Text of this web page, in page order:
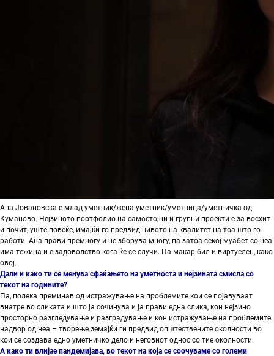
Ана Јовановска е млад уметник/жена-уметник/уметница/уметничка од
Куманово. Нејзиното портфолио на самостојни и групни проекти е за восхит
и почит, уште повеќе, имајќи го предвид нивото на квалитет на тоа што го
работи. Ана прави премногу и не зборува многу, па затоа секој муабет со неа
има тежина и е задоволство кога ќе се случи. Па макар бил и виртуелен, како
овој.
Дали и како ти се менува сфаќањето на уметноста и нејзината смисла со
текот на годините?
Па, полека преминав од истражување на проблемите кои се појавуваат
внатре во сликата и што ја сочинува и ја прави една слика, кон нејзино
просторно разгледување и разградување и кон истражување на проблемите
надвор од неа – творење земајќи ги предвид општествените околности во
кои се создава едно уметничко дело и неговиот однос со тие околности.
А како ти влијае пандемијава, во текот на која се соочуваме со големи